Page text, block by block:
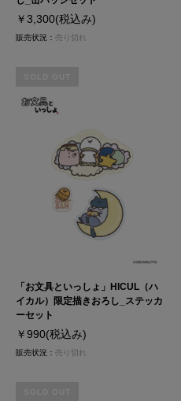
￥3,300(税込み)
販売状況： 売り切れ
「お文具といっしょ」HICUL（ハ
イカル）限定描きおろし_ステッカ
ーセット
￥990(税込み)
販売状況： 売り切れ